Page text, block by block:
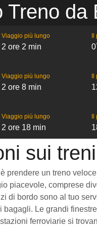
Treno da
Viaggio più lungo
2 ore 2 min
Viaggio più lungo
2 ore 8 min
Viaggio più lungo
2 ore 18 min
sui
un treno
piacevole, comprese
di bordo sono al tuo
Le grandi
ferroviarie si